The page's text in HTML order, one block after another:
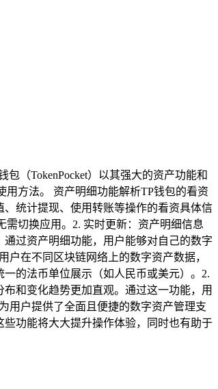
（TokenPocket）以其强大的资产功能和
方法。 资产明细功能解析TP钱包的看资
统计提现、使用转账等操作的看资具体信
切换应用。2. 实时更新：资产明细信息
过资产明细功能，用户能够对自己的数字
在不同区块链网络上的数字资产数据，
的法币单位展示（如人民币或美元）。2.
和变化趋势更加直观。通过这一功能，用
用户提供了全面且便捷的数字资产管理支
功能将大大提升操作体验，同时也有助于